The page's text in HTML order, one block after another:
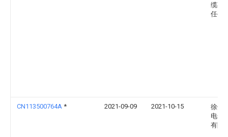
缆有
任公
CN113500764A * 2021-09-09 2021-10-15
徐州
电子
有限